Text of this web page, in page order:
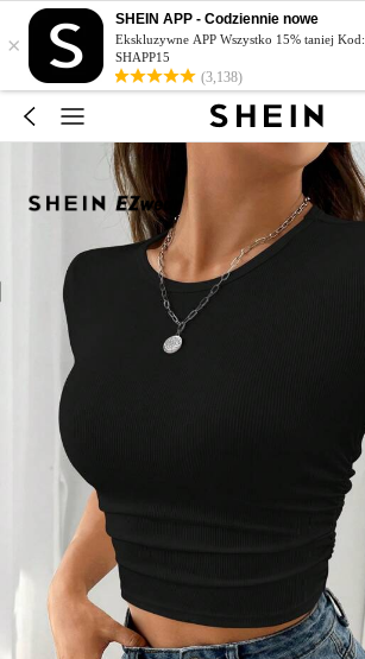
×
SHEIN APP - Codziennie nowe
Ekskluzywne APP Wszystko 15% taniej Kod:
SHAPP15
(3,138)